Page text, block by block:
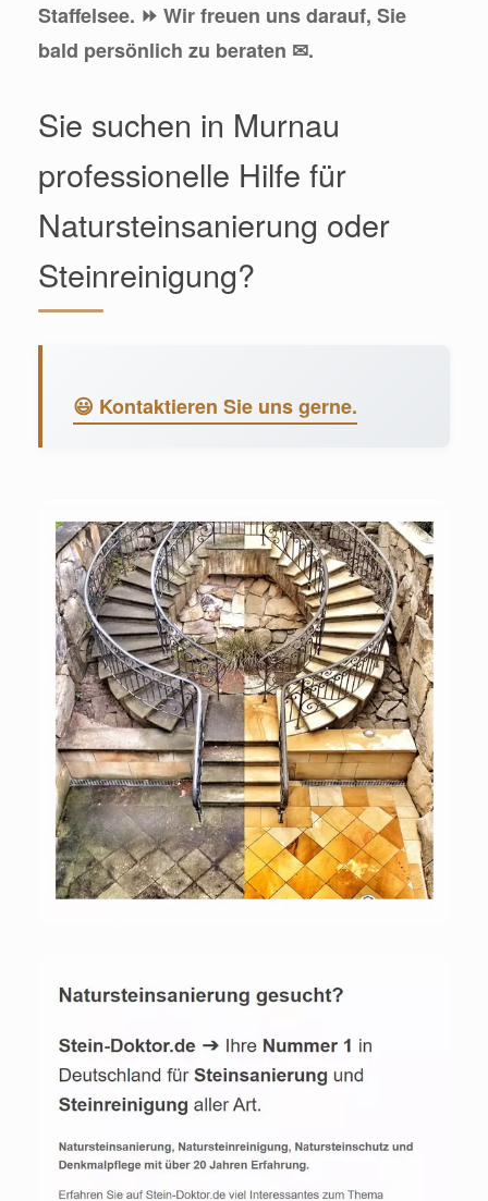
Staffelsee. ⏩ Wir freuen uns darauf, Sie
bald persönlich zu beraten ✉.
Sie suchen in Murnau
professionelle Hilfe für
Natursteinsanierung oder
Steinreinigung?
😃 Kontaktieren Sie uns gerne.